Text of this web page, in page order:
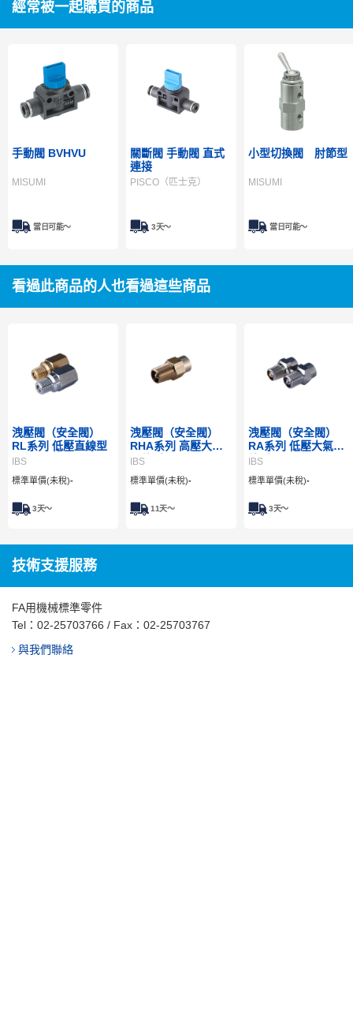
經常被一起購買的商品
手動閥 BVHVU
MISUMI
當日可能〜
關斷閥 手動閥 直式
連接
PISCO（匹士克）
3天～
小型切換閥 肘節型
MISUMI
當日可能〜
看過此商品的人也看過這些商品
洩壓閥（安全閥）
RL系列 低壓直線型
IBS
標準單價(未稅)-
3天～
洩壓閥（安全閥）
RHA系列 高壓大氣
開放型
IBS
標準單價(未稅)-
11天～
洩壓閥（安全閥）
RA系列 低壓大氣開
放型
IBS
標準單價(未稅)-
3天～
技術支援服務
FA用機械標準零件
Tel： 02-25703766 / Fax：02-25703767
與我們聯絡